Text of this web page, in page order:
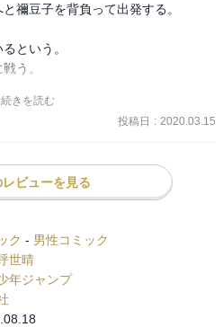
禰豆子を背負って出発する。
という。
う。
。
た者、それが「鬼舞辻無惨」。
無惨と出会う。
たため、炭治郎は無惨を追うこと
鬼と出会う。
に変えた愈史郎。
はずが、この医者はたった一人だ
続きを読む
投稿日 : 2020.03.15
ビューを見る
ク - 男性コミック
世晴
年ジャンプ